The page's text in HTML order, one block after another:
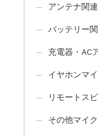
アンテナ関連
バッテリー関
充電器・AC
イヤホンマ
リモートス
その他マイ